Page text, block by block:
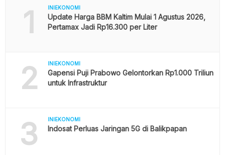
1 INIEKONOMI
Update Harga BBM Kaltim Mulai 1 Agustus 2026,
Pertamax Jadi Rp16.300 per Liter
2 INIEKONOMI
Gapensi Puji Prabowo Gelontorkan Rp1.000 Triliun
untuk Infrastruktur
3 INIEKONOMI
Indosat Perluas Jaringan 5G di Balikpapan